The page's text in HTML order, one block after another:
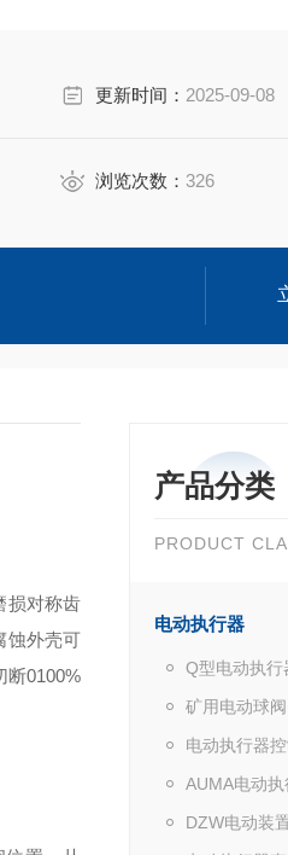
更新时间： 2025-09-08
浏览次数：326
产品分类
PRODUCT
电动执行器
Q型电动执行
矿用电动球阀
电动执行器
AUMA电动执
DZW电动装
损对称齿
蚀外壳可
断0100%